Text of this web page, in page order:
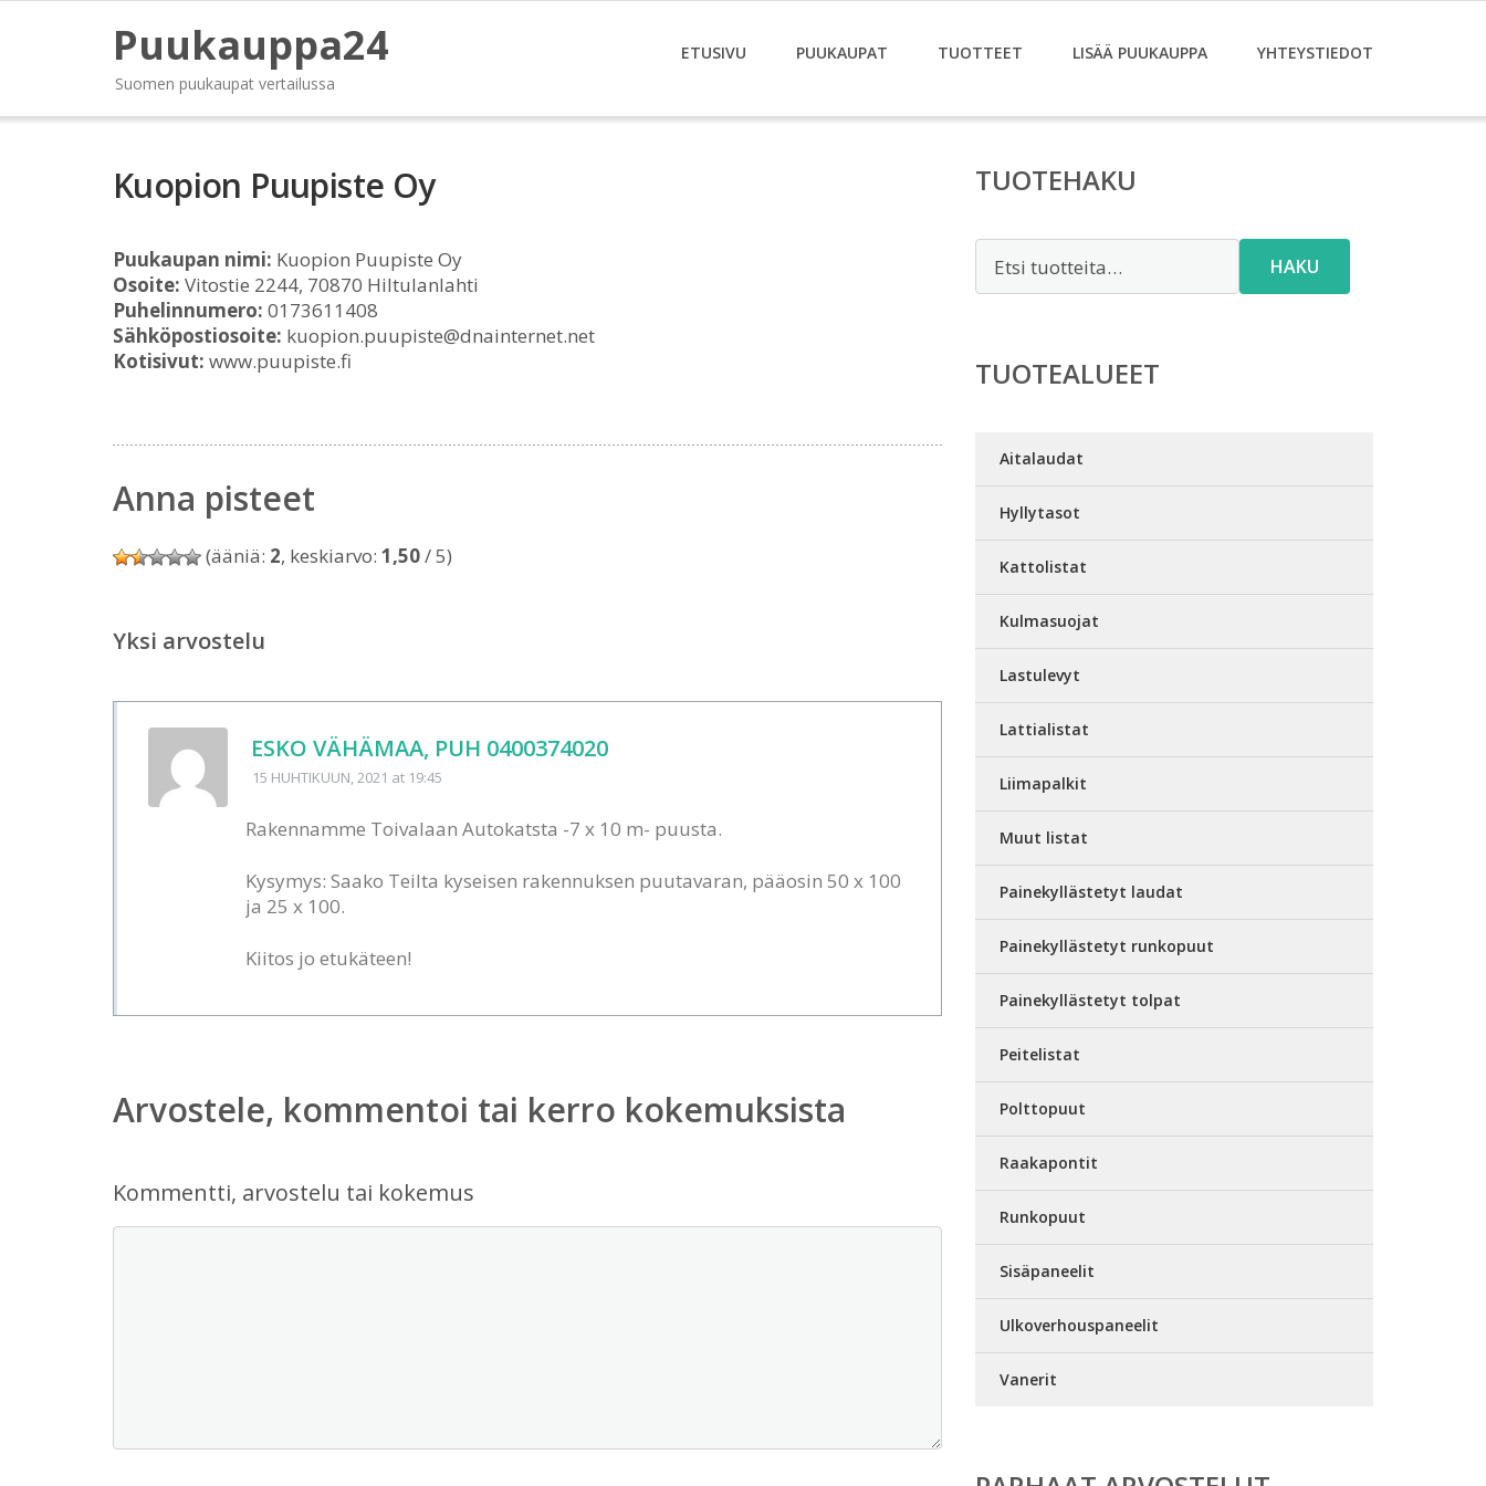
Puukauppa24
Suomen puukaupat vertailussa
ETUSIVU PUUKAUPAT TUOTTEET LISÄÄ PUUKAUPPA YHTEYSTIEDOT
Kuopion Puupiste Oy
Puukaupan nimi: Kuopion Puupiste Oy
Osoite: Vitostie 2244, 70870 Hiltulanlahti
Puhelinnumero: 0173611408
Sähköpostiosoite: kuopion.puupiste@dnainternet.net
Kotisivut: www.puupiste.fi
Anna pisteet
(ääniä: 2, keskiarvo: 1,50/ 5)
Yksi arvostelu
ESKO VÄHÄMAA, PUH 0400374020
15 HUHTIKUUN, 2021 at 19:45
Rakennamme Toivalaan Autokatsta -7 x 10 m- puusta.
Kysymys: Saako Teilta kyseisen rakennuksen puutavaran, pääosin 50 x 100
ja 25 x 100.
Kiitos jo etukäteen!
Arvostele, kommentoi tai kerro kokemuksista
Kommentti, arvostelu tai kokemus
TUOTEHAKU
HAKU
TUOTEALUEET
Aitalaudat
Hyllytasot
Kattolistat
Kulmasuojat
Lastulevyt
Lattialistat
Liimapalkit
Muut listat
Painekyllästetyt laudat
Painekyllästetyt runkopuut
Painekyllästetyt tolpat
Peitelistat
Polttopuut
Raakapontit
Runkopuut
Sisäpaneelit
Ulkoverhouspaneelit
Vanerit